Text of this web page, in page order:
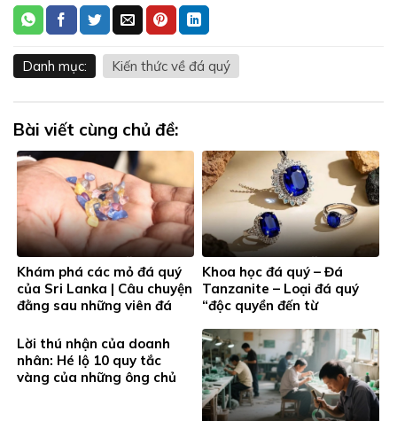
Danh mục: Kiến thức về đá quý
Bài viết cùng chủ đề:
Khám phá các mỏ đá quý
của Sri Lanka | Câu chuyện
đằng sau những viên đá
Khoa học đá quý – Đá
Tanzanite – Loại đá quý
“độc quyền đến từ
Lời thú nhận của doanh
nhân: Hé lộ 10 quy tắc
vàng của những ông chủ